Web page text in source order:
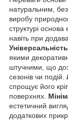
натуральним,
виробу
структурі
навіть при
Універсальність
якими
штучними, що
сезонів чи подій.
спрощує його
поверхнях.
естетичний
додаткових